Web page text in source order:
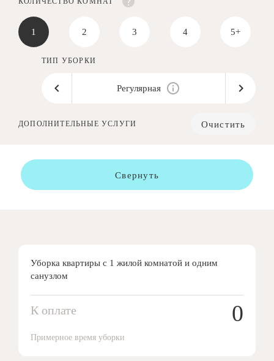
1 2 3 4 5+
ТИП УБОРКИ
Регулярная
ДОПОЛНИТЕЛЬНЫЕ УСЛУГИ Очистить
Свернуть
Уборка квартиры с 1 жилой комнатой и одним
санузлом
К оплате 0
Примерное время уборки